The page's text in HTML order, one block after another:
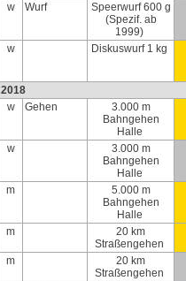
w Wurf
Speerwurf 600 g
(Spezif. ab
1999)
w Diskuswurf 1 kg
2018
w
Gehen
3.000 m
Bahngehen
Halle
w
3.000 m
Bahngehen
Halle
m
5.000 m
Bahngehen
Halle
m
20 km
Straßengehen
m
20 km
Straßengehen